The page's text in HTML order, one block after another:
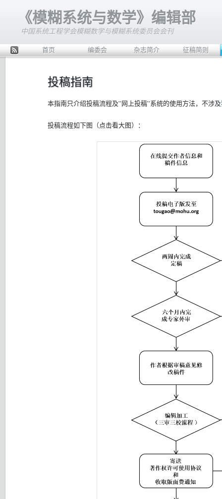
《模糊系统与数学》编辑部
中国系统工程学会模糊数学与模糊系统委员会会刊
首页 编委会 杂志简介 征稿简则
投稿指南
本指南只介绍投稿流程及”网上投稿”系统的使用方法，不涉及
投稿流程如下图（点击看大图）：